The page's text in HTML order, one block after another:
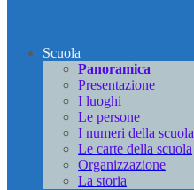
Scuola
Panoramica
Presentazione
I luoghi
Le persone
I numeri della scuola
Le carte della scuola
Organizzazione
La storia